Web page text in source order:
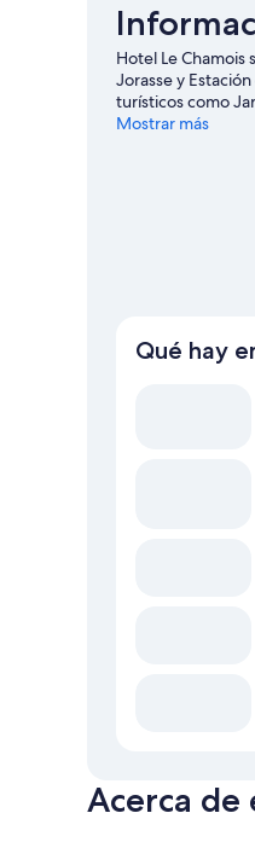
Hotel Le
Jorasse y
turísticos como
las que se
Mostrar más
Qué hay
Acerca